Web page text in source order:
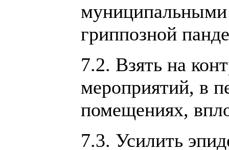
муниципальными
гриппозной
7.2. Взять на
мероприятий, в
помещениях,
7.3. Усилить